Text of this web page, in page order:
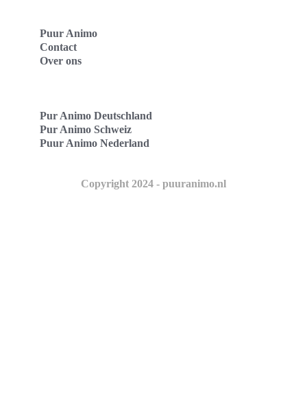
Puur Animo
Contact
Over ons
Pur Animo Deutschland
Pur Animo Schweiz
Puur Animo Nederland
Copyright 2024 - puuranimo.nl